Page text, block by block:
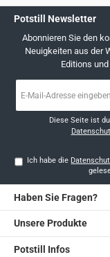
Potstill Newsletter
Abonnieren Sie den
Neuigkeiten aus der
Editions
Mail-
Diese Seite ist
Ich habe die
Haben Sie Fragen?
Unsere Produkte
Potstill Infos